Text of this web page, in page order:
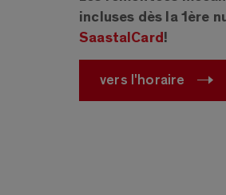
incluses dès la 1ère
SaastalCard!
vers l'horaire